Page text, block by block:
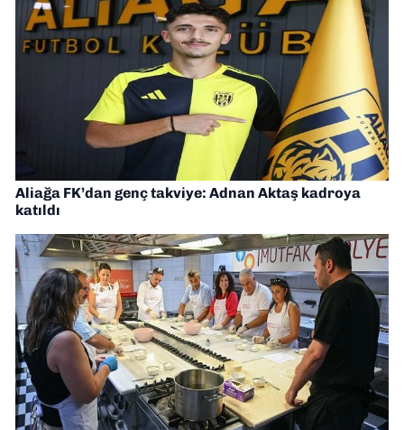
Aliağa FK’dan genç takviye: Adnan Aktaş kadroya
katıldı